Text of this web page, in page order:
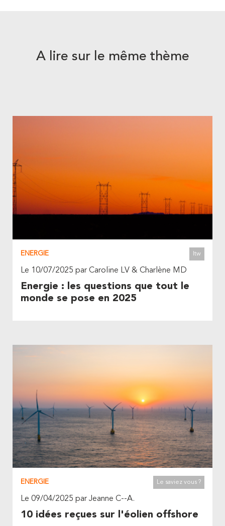
A lire sur le même thème
ENERGIE Itw
Le 10/07/2025 par Caroline LV & Charlène MD
Energie : les questions que tout le
monde se pose en 2025
ENERGIE Le saviez vous ?
Le 09/04/2025 par Jeanne C--A.
10 idées reçues sur l'éolien offshore